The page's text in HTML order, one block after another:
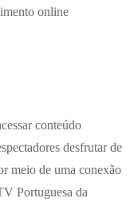
online
conteúdo
desfrutar de
meio de uma conexão
Portuguesa da